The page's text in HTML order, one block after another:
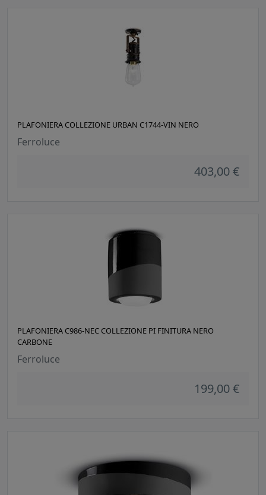
PLAFONIERA COLLEZIONE URBAN C1744-VIN NERO
Ferroluce
403,00 €
PLAFONIERA C986-NEC COLLEZIONE PI FINITURA NERO
CARBONE
Ferroluce
199,00 €